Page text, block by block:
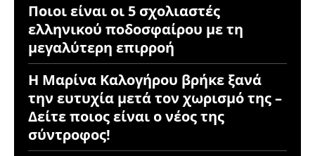
Ποιοι είναι οι 5 σχολιαστές
ελληνικού ποδοσφαίρου με τη
μεγαλύτερη επιρροή
Η Μαρίνα Καλογήρου βρήκε ξανά
την ευτυχία μετά τον χωρισμό της –
Δείτε ποιος είναι ο νέος της
σύντροφος!